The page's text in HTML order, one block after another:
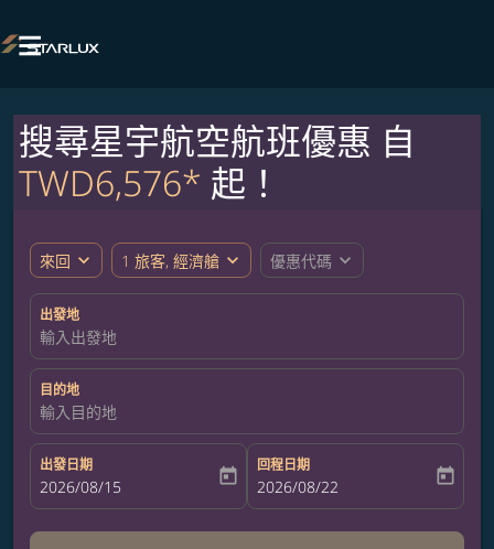

搜尋星宇航空航班優惠 自
TWD6,576* 起！
來回 expand_more 1 旅客, 經濟艙 expand_more 優惠代碼 expand_more
出發地
輸入出發地
目的地
輸入目的地
出發日期
fc-booking-departure-date-aria-label
2026/08/15 today
回程日期
fc-booking-return-date-aria-label
2026/08/22 today